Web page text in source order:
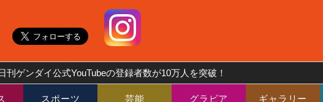
刊ゲンダイ公式YouTubeの登録者数が10万人を突破！
スポーツ 芸能 グラビア ギャラリー